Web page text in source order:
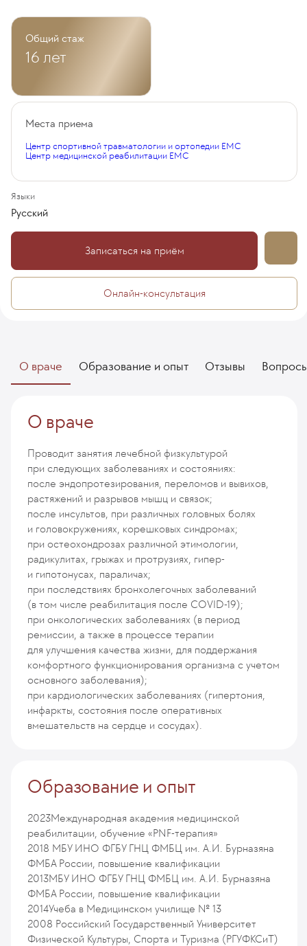
Общий стаж
16 лет
Места приема
Центр спортивной травматологии и ортопедии EMC
Центр медицинской реабилитации EMC
Языки
Русский
Записаться на приём
Онлайн-консультация
О враче Образование и опыт Отзывы
О враче
Проводит занятия лечебной физкультурой
при следующих заболеваниях и состояниях:
после эндопротезирования, переломов и вывихов,
растяжений и разрывов мышц и связок;
после инсультов, при различных головных болях
и головокружениях, корешковых синдромах;
при остеохондрозах различной этимологии,
радикулитах, грыжах и протрузиях, гипер-
и гипотонусах, параличах;
при последствиях бронхолегочных заболеваний
(в том числе реабилитация после COVID-19);
при онкологических заболеваниях (в период
ремиссии, а также в процессе терапии
для улучшения качества жизни, для поддержания
комфортного функционирования организма с учетом
основного заболевания);
при кардиологических заболеваниях (гипертония,
инфаркты, состояния после оперативных
вмешательств на сердце и сосудах).
Образование и опыт
2023Международная академия медицинской
реабилитации, обучение «PNF-терапия»
2018 МБУ ИНО ФГБУ ГНЦ ФМБЦ им. А.И. Бурназяна
ФМБА России, повышение квалификации
2013МБУ ИНО ФГБУ ГНЦ ФМБЦ им. А.И. Бурназяна
ФМБА России, повышение квалификации
2014Учеба в Медицинском училище № 13
2008 Российский Государственный Университет
Физической Культуры, Спорта и Туризма (РГУФКСиТ)